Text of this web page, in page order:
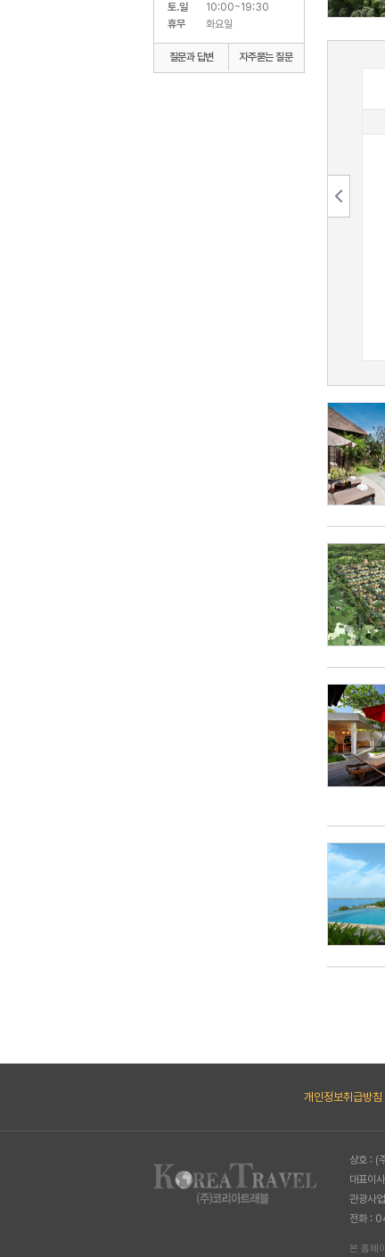
토.일
10:00~19:30
휴무
화요일
질문과 답변 자주묻는 질문
개인정보취급방침
상호 : (
대표이
관광사
전화 :
본 홈페